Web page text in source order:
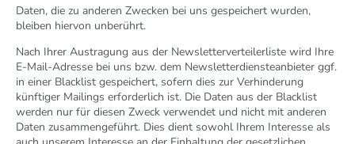
Daten, die zu anderen Zwecken bei uns gespeichert wurden,
bleiben hiervon unberührt.
Nach Ihrer Austragung aus der Newsletterverteilerliste wird Ihre
E-Mail-Adresse bei uns bzw. dem Newsletterdiensteanbieter ggf.
in einer Blacklist gespeichert, sofern dies zur Verhinderung
künftiger Mailings erforderlich ist. Die Daten aus der Blacklist
werden nur für diesen Zweck verwendet und nicht mit anderen
Daten zusammengeführt. Dies dient sowohl Ihrem Interesse als